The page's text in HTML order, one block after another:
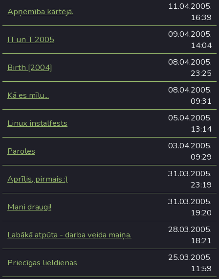
Apņēmība kārtējā.
11.04.2005.
16:39
IT un T 2005
09.04.2005.
14:04
Birth [2004]
08.04.2005.
23:25
Kā es mīlu...
08.04.2005.
09:31
Linux instalfests
05.04.2005.
13:14
Paroles
03.04.2005.
09:29
Aprīlis, pirmais :)
31.03.2005.
23:19
Mani draugi!
31.03.2005.
19:20
Labākā atpūta - darba veida maiņa.
28.03.2005.
18:21
Priecīgas lieldienas
25.03.2005.
11:59